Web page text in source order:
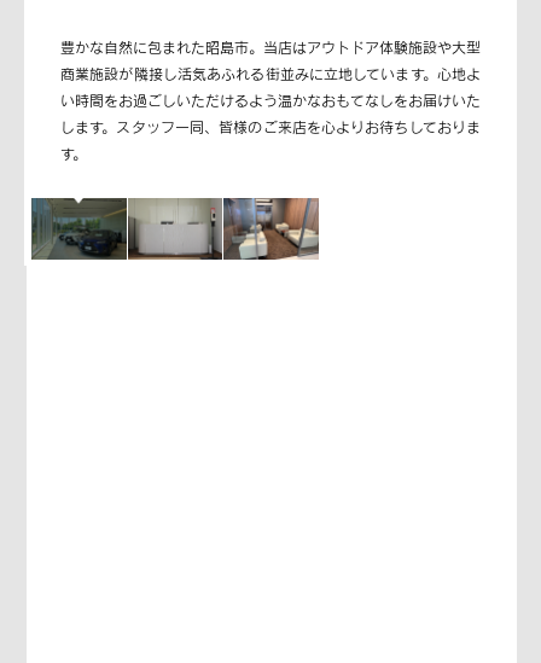
豊かな自然に包まれた昭島市。当店はアウトドア体験施設や大型
商業施設が隣接し活気あふれる街並みに立地しています。心地よ
い時間をお過ごしいただけるよう温かなおもてなしをお届けいた
します。スタッフ一同、皆様のご来店を心よりお待ちしておりま
す。